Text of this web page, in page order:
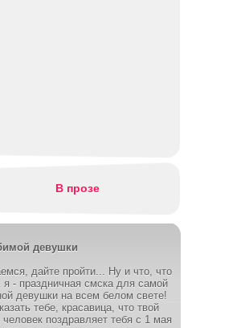
В прозе
девушки
дайте пройти... Ну и что, что
я - праздничная смска для самой
девушки на всем белом свете!
тебе, красавица, что твой
поздравляет тебя с 1 мая